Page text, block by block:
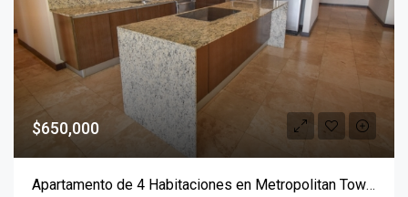
$650,000
Apartamento de 4 Habitaciones en Metropolitan Tower